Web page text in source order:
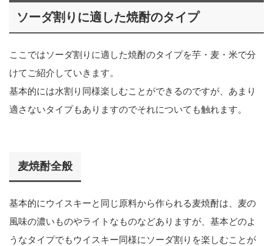
ソーダ割りに適した焼酎のタイプ
ここではソーダ割りに適した焼酎のタイプを芋・麦・米で分
けてご紹介していきます。
基本的には水割り同様楽しむことができるのですが、あまり
適さないタイプもありますのでそれについても触れます。
麦焼酎全般
基本的にウイスキーと同じ原料から作られる麦焼酎は、麦の
風味の濃いものやライトなものなどありますが、基本どのよ
うなタイプでもウイスキー同様にソーダ割りを楽しむことが